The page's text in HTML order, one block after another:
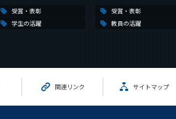
受賞・表彰
学生の活躍
受賞・表彰
教員の活躍
関連リンク サイトマップ